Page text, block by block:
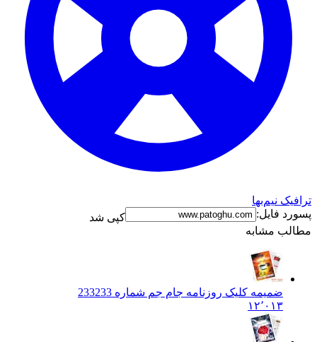
ترافیک نیم‌بها
پسورد فایل:
کپی شد
مطالب مشابه
ضمیمه کلیک روزنامه جام جم شماره 233 233
۱۲٬۰۱۳